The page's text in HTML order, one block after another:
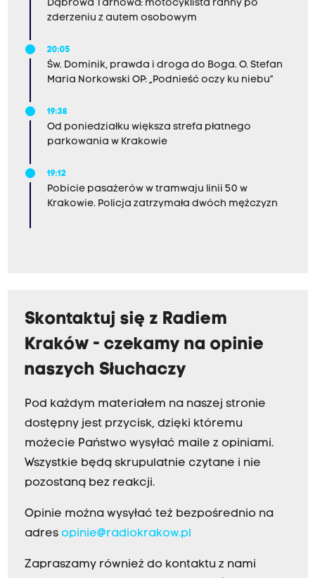
Dąbrowa Tarnowa: motocyklista ranny po
zderzeniu z autem osobowym
20:05
Św. Dominik, prawda i droga do Boga. O. Stefan
Maria Norkowski OP: „Podnieść oczy ku niebu”
19:38
Od poniedziałku większa strefa płatnego
parkowania w Krakowie
19:12
Pobicie pasażerów w tramwaju linii 50 w
Krakowie. Policja zatrzymała dwóch mężczyzn
Skontaktuj się z Radiem
Kraków - czekamy na opinie
naszych Słuchaczy
Pod każdym materiałem na naszej stronie
dostępny jest przycisk, dzięki któremu
możecie Państwo wysyłać maile z opiniami.
Wszystkie będą skrupulatnie czytane i nie
pozostaną bez reakcji.
Opinie można wysyłać też bezpośrednio na
adres opinie@radiokrakow.pl
Zapraszamy również do kontaktu z nami